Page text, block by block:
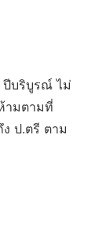
ปีบริบูรณ์ ไม่
ามตามที่
ป.ตรี ตาม